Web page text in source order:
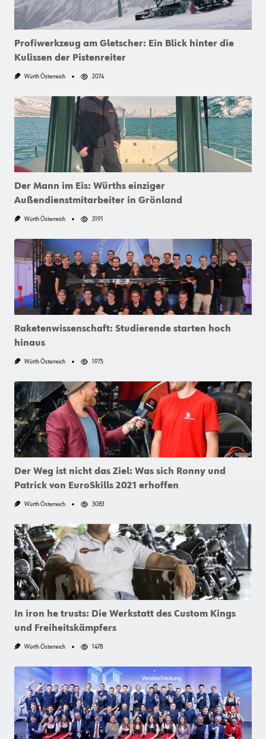
Profiwerkzeug am Gletscher: Ein Blick hinter die
Kulissen der Pistenreiter
Würth Österreich 2074
Der Mann im Eis: Würths einziger
Außendienstmitarbeiter in Grönland
Würth Österreich 3191
Raketenwissenschaft: Studierende starten hoch
hinaus
Würth Österreich 1975
Der Weg ist nicht das Ziel: Was sich Ronny und
Patrick von EuroSkills 2021 erhoffen
Würth Österreich 3083
In iron he trusts: Die Werkstatt des Custom Kings
und Freiheitskämpfers
Würth Österreich 1478